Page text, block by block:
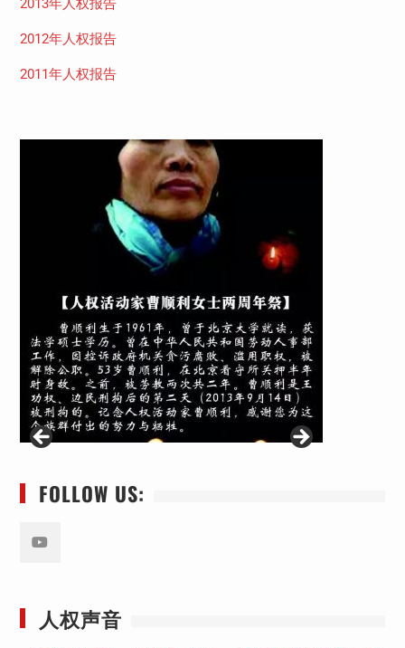
2012年人权报告
2011年人权报告
FOLLOW US:
人权声音